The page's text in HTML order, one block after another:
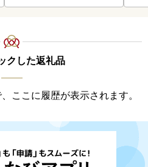
クした返礼品
ここに履歴が表示されます。